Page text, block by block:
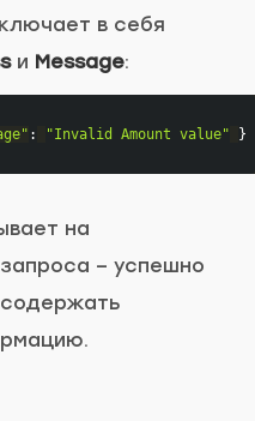
в себя
и Message:
: "Invalid Amount value" }
на
– успешно